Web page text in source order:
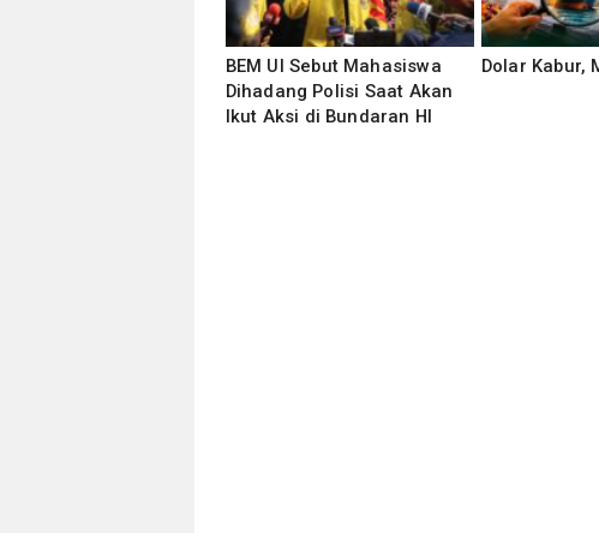
BEM UI Sebut Mahasiswa
Dihadang Polisi Saat Akan
Ikut Aksi di Bundaran HI
Dolar Kabur,